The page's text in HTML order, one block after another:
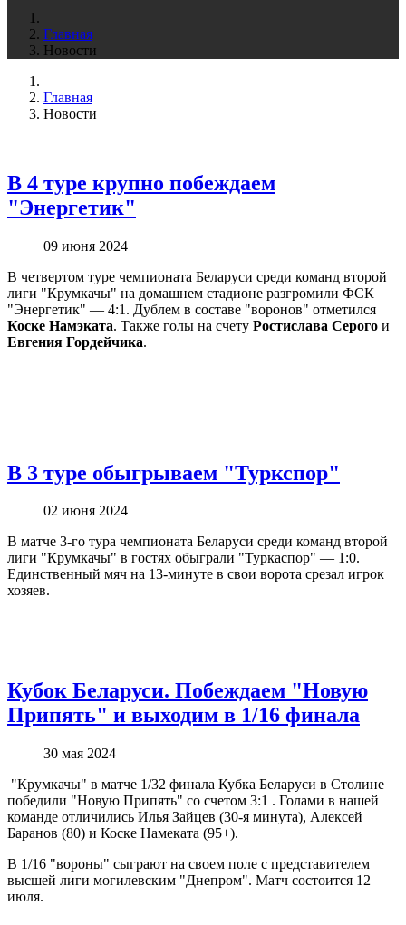
Главная
Новости
Главная
Новости
В 4 туре крупно побеждаем
"Энергетик"
09 июня 2024
В четвертом туре чемпионата Беларуси среди команд второй
лиги "Крумкачы" на домашнем стадионе разгромили ФСК
"Энергетик" — 4:1. Дублем в составе "воронов" отметился
Коске Намэката. Также голы на счету Ростислава Серого и
Евгения Гордейчика.
В 3 туре обыгрываем "Туркспор"
02 июня 2024
В матче 3-го тура чемпионата Беларуси среди команд второй
лиги "Крумкачы" в гостях обыграли "Туркаспор" — 1:0.
Единственный мяч на 13-минуте в свои ворота срезал игрок
хозяев.
Кубок Беларуси. Побеждаем "Новую
Припять" и выходим в 1/16 финала
30 мая 2024
"Крумкачы" в матче 1/32 финала Кубка Беларуси в Столине
победили "Новую Припять" со счетом 3:1 . Голами в нашей
команде отличились Илья Зайцев (30-я минута), Алексей
Баранов (80) и Коске Намеката (95+).
В 1/16 "вороны" сыграют на своем поле с представителем
высшей лиги могилевским "Днепром". Матч состоится 12
июля.